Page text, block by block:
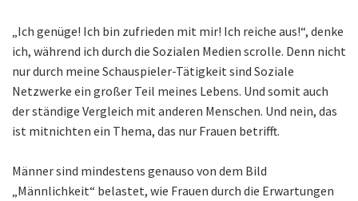
„Ich genüge! Ich bin zufrieden mit mir! Ich reiche aus!“, denke
ich, während ich durch die Sozialen Medien scrolle. Denn nicht
nur durch meine Schauspieler-Tätigkeit sind Soziale
Netzwerke ein großer Teil meines Lebens. Und somit auch
der ständige Vergleich mit anderen Menschen. Und nein, das
ist mitnichten ein Thema, das nur Frauen betrifft.
Männer sind mindestens genauso von dem Bild
„Männlichkeit“ belastet, wie Frauen durch die Erwartungen